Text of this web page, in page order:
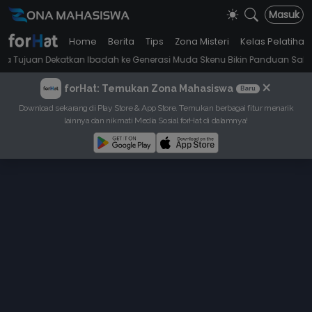
Masuk
Home Berita Tips Zona Misteri
Kelas Pelatihan
Ibadah ke Generasi Muda Skenu Bikin Panduan Salat dengan
forHat: Temukan Zona Mahasiswa Baru ×
Download sekarang di Play Store & App Store. Temukan berbagai fitur menarik
lainnya dan nikmati Media Sosial forHat di dalamnya!